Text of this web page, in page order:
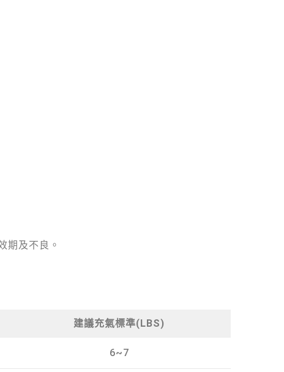
期及不良。
建議充氣標準(LBS)
6~7